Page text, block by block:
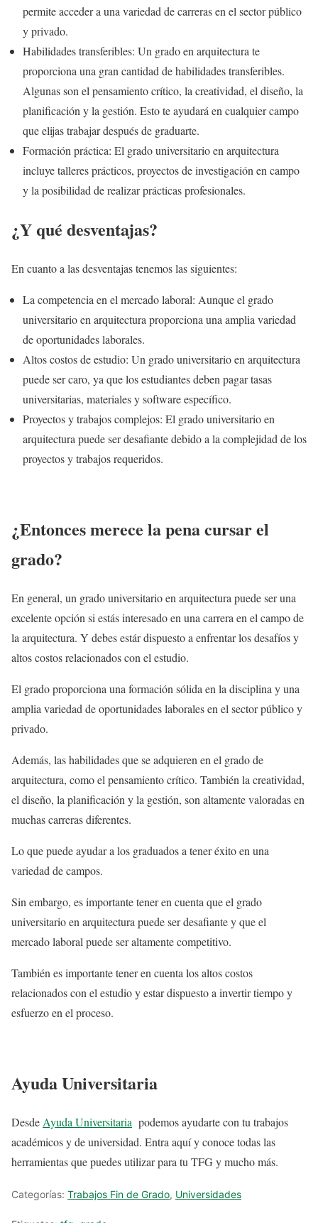
permite acceder a una variedad de carreras en el sector público
y privado.
Habilidades transferibles: Un grado en arquitectura te
proporciona una gran cantidad de habilidades transferibles.
Algunas son el pensamiento crítico, la creatividad, el diseño, la
planificación y la gestión. Esto te ayudará en cualquier campo
que elijas trabajar después de graduarte.
Formación práctica: El grado universitario en arquitectura
incluye talleres prácticos, proyectos de investigación en campo
y la posibilidad de realizar prácticas profesionales.
¿Y qué desventajas?
En cuanto a las desventajas tenemos las siguientes:
La competencia en el mercado laboral: Aunque el grado
universitario en arquitectura proporciona una amplia variedad
de oportunidades laborales.
Altos costos de estudio: Un grado universitario en arquitectura
puede ser caro, ya que los estudiantes deben pagar tasas
universitarias, materiales y software específico.
Proyectos y trabajos complejos: El grado universitario en
arquitectura puede ser desafiante debido a la complejidad de los
proyectos y trabajos requeridos.
¿Entonces merece la pena cursar el
grado?
En general, un grado universitario en arquitectura puede ser una
excelente opción si estás interesado en una carrera en el campo de
la arquitectura. Y debes estár dispuesto a enfrentar los desafíos y
altos costos relacionados con el estudio.
El grado proporciona una formación sólida en la disciplina y una
amplia variedad de oportunidades laborales en el sector público y
privado.
Además, las habilidades que se adquieren en el grado de
arquitectura, como el pensamiento crítico. También la creatividad,
el diseño, la planificación y la gestión, son altamente valoradas en
muchas carreras diferentes.
Lo que puede ayudar a los graduados a tener éxito en una
variedad de campos.
Sin embargo, es importante tener en cuenta que el grado
universitario en arquitectura puede ser desafiante y que el
mercado laboral puede ser altamente competitivo.
También es importante tener en cuenta los altos costos
relacionados con el estudio y estar dispuesto a invertir tiempo y
esfuerzo en el proceso.
Ayuda Universitaria
Desde Ayuda Universitaria podemos ayudarte con tu trabajos
académicos y de universidad. Entra aquí y conoce todas las
herramientas que puedes utilizar para tu TFG y mucho más.
Categorías: Trabajos Fin de Grado, Universidades